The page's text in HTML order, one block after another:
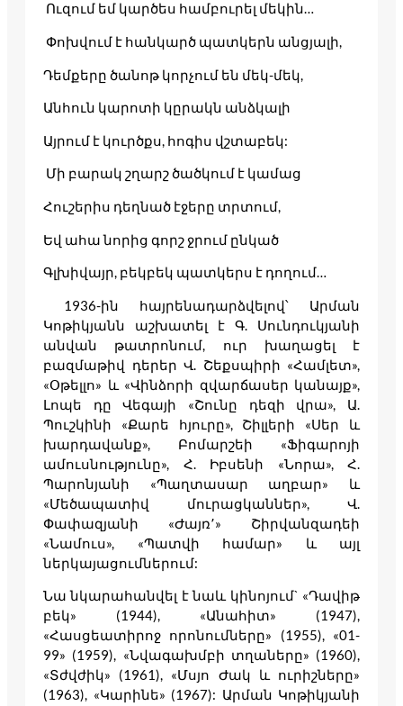
Ուզում եմ կարծես համբուրել մեկին…
Փոխվում է հանկարծ պատկերն անցյալի,
Դեմքերը ծանոթ կորչում են մեկ-մեկ,
Անհուն կարոտի կըրակն անձկալի
Այրում է կուրծքս, հոգիս վշտաբեկ:
Մի բարակ շղարշ ծածկում է կամաց
Հուշերիս դեղնած էջերը տրտում,
Եվ ահա նորից գորշ ջրում ընկած
Գլխիվայր, բեկբեկ պատկերս է դողում…
1936-ին հայրենադարձվելով՝ Արման
Կոթիկյանն աշխատել է Գ. Սունդուկյանի
անվան թատրոնում, ուր խաղացել է
բազմաթիվ դերեր Վ. Շեքսպիրի «Համլետ»,
«Օթելլո» և «Վինձորի զվարճասեր կանայք»,
Լոպե դը Վեգայի «Շունը դեզի վրա», Ա.
Պուշկինի «Քարե հյուրը», Շիլլերի «Սեր և
խարդավանք», Բոմարշեի «Ֆիգարոյի
ամուսնությունը», Հ. Իբսենի «Նորա», Հ.
Պարոնյանի «Պաղտասար աղբար» և
«Մեծապատիվ մուրացկաններ», Վ.
Փափազյանի «Ժայռ՚» Շիրվանզադեի
«Նամուս», «Պատվի համար» և այլ
ներկայացումներում:
Նա նկարահանվել է նաև կինոյում` «Դավիթ
բեկ» (1944), «Անահիտ» (1947),
«Հասցեատիրոջ որոնումները» (1955), «01-
99» (1959), «Նվագախմբի տղաները» (1960),
«Տժվժիկ» (1961), «Մսյո Ժակ և ուրիշները»
(1963), «Կարինե» (1967): Արման Կոթիկյանի